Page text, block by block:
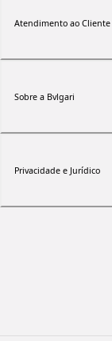
Atendimento ao Cliente
Sobre a Bvlgari
Privacidade e Jurídico